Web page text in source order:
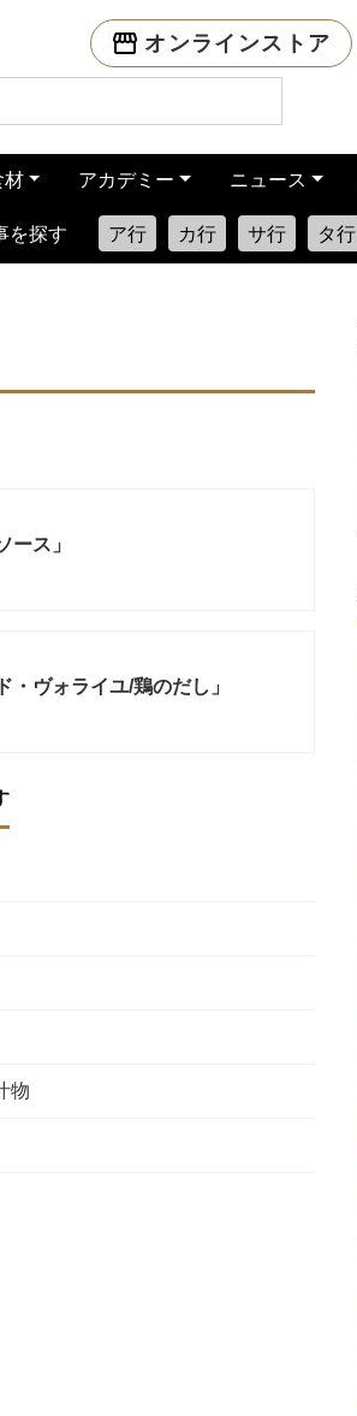
オンラインストア
材 アカデミー ニュース
を探す ア行 カ行 サ行 タ行
ース」
ヴォライユ/鶏のだし」
物